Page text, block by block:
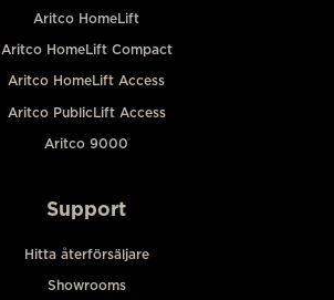
Aritco HomeLift
Aritco HomeLift Compact
Aritco HomeLift Access
Aritco PublicLift Access
Aritco 9000
Support
Hitta återförsäljare
Showrooms